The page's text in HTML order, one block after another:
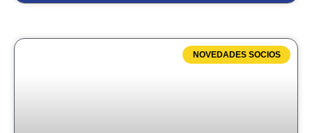
NOVEDADES SOCIOS